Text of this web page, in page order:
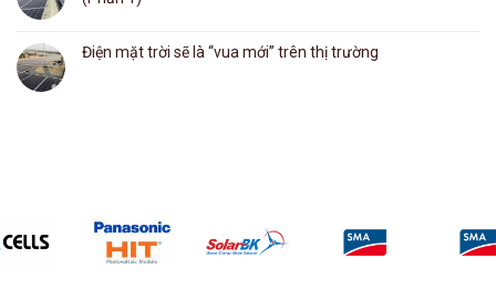
Điện mặt trời sẽ là “vua mới” trên thị trường